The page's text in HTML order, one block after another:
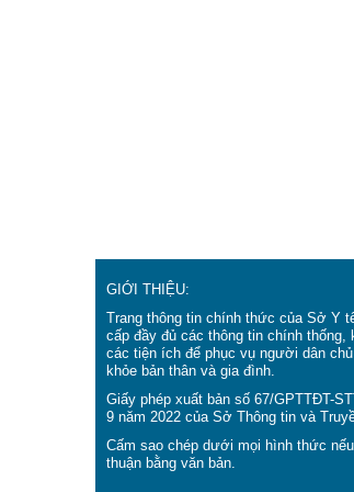
GIỚI THIỆU:
Trang thông tin chính thức của Sở Y
cấp đầy đủ các thông tin chính thống,
các tiện ích để phục vụ người dân
khỏe bản thân và gia đình.
Giấy phép xuất bản số 67/GPTTĐT-
9 năm 2022 của Sở Thông tin và
Cấm sao chép dưới mọi hình thức
thuận bằng văn bản.